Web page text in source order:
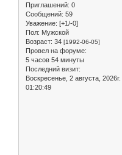
Приглашений: 0
Сообщений: 59
Уважение: [+1/-0]
Пол: Мужской
Возраст: 34 [1992-06-05]
Провел на форуме:
5 часов 54 минуты
Последний визит:
Воскресенье, 2 августа, 2026г.
01:20:49